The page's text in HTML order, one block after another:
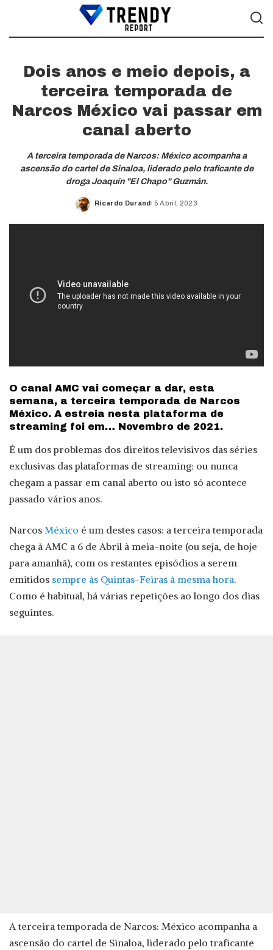
Dois anos e meio depois, a
terceira temporada de
Narcos México vai passar em
canal aberto
A terceira temporada de Narcos: México acompanha a
ascensão do cartel de Sinaloa, liderado pelo traficante de
droga Joaquín "El Chapo" Guzmán.
Posted
Ricardo Durand 5 Abril, 2023
O canal AMC vai começar a dar, esta
semana, a terceira temporada de Narcos
México. A estreia nesta plataforma de
streaming foi em… Novembro de 2021.
É um dos problemas dos direitos televisivos das séries
exclusivas das plataformas de streaming: ou nunca
chegam a passar em canal aberto ou isto só acontece
passado vários anos.
Narcos México é um destes casos: a terceira temporada
chega à AMC a 6 de Abril à meia-noite (ou seja, de hoje
para amanhã), com os restantes episódios a serem
emitidos sempre às Quintas-Feiras à mesma hora.
Como é habitual, há várias repetições ao longo dos dias
seguintes.
A terceira temporada de Narcos: México acompanha a
ascensão do cartel de Sinaloa, liderado pelo traficante